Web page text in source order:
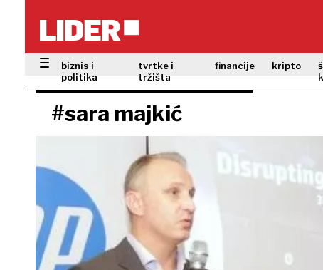
biznis i
politika
tvrtke i
tržišta
financije kripto
#sara majkić